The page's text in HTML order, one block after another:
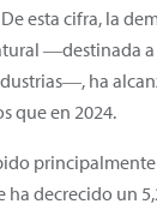
esta cifra, la
―destinada a
ha
que en 2024.
decrecido un